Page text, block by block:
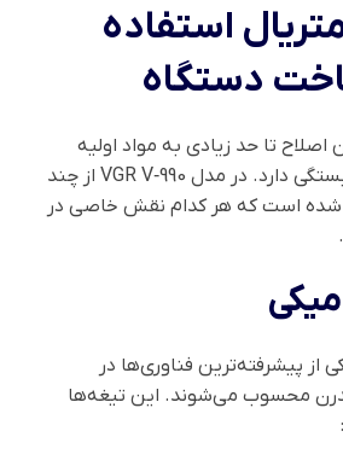
استفاده
دستگاه
تا حد زیادی به مواد اولیه
استفاده شده در آن بستگی دارد. در مدل VGR V‑990 از چند
شده است که هر کدام نقش خاصی در
از پیشرفته‌ترین فناوری‌ها در
محسوب می‌شوند. این تیغه‌ها